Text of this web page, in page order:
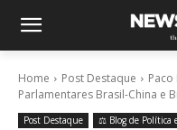
Home Post Destaque
Parlamentares Brasil-China e
Post Destaque ⚖️ Blog de Política